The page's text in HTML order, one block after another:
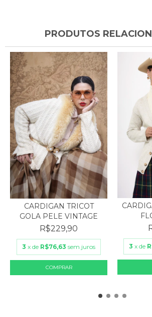
PRODUTOS
CARDIGAN TRICOT
GOLA PELE VINTAGE
R$229,90
3 x de R$76,63 sem juros 3 x de